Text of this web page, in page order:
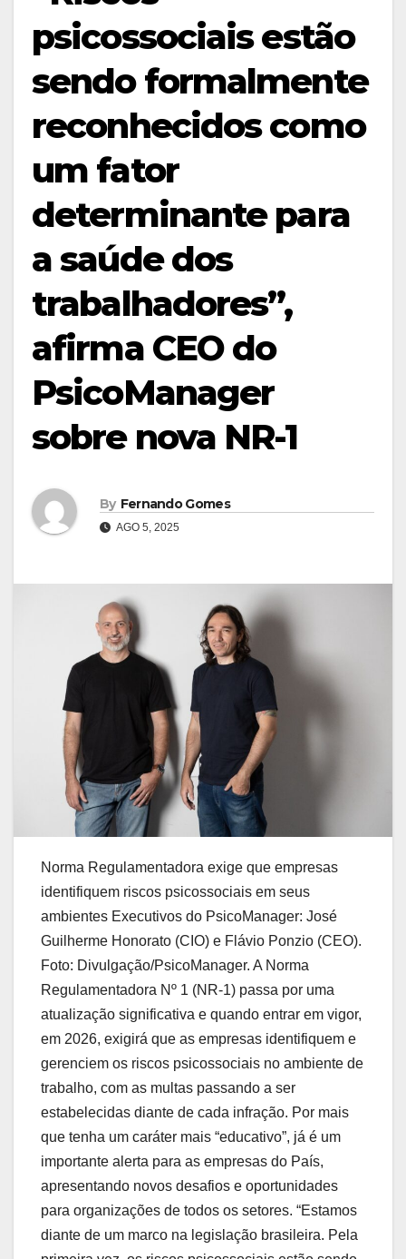
psicossociais estão
sendo formalmente
reconhecidos como
um fator
determinante para
a saúde dos
trabalhadores”,
afirma CEO do
PsicoManager
sobre nova NR-1
By Fernando Gomes
AGO 5, 2025
Norma Regulamentadora exige que empresas
identifiquem riscos psicossociais em seus
ambientes Executivos do PsicoManager: José
Guilherme Honorato (CIO) e Flávio Ponzio (CEO).
Foto: Divulgação/PsicoManager. A Norma
Regulamentadora Nº 1 (NR-1) passa por uma
atualização significativa e quando entrar em vigor,
em 2026, exigirá que as empresas identifiquem e
gerenciem os riscos psicossociais no ambiente de
trabalho, com as multas passando a ser
estabelecidas diante de cada infração. Por mais
que tenha um caráter mais “educativo”, já é um
importante alerta para as empresas do País,
apresentando novos desafios e oportunidades
para organizações de todos os setores. “Estamos
diante de um marco na legislação brasileira. Pela